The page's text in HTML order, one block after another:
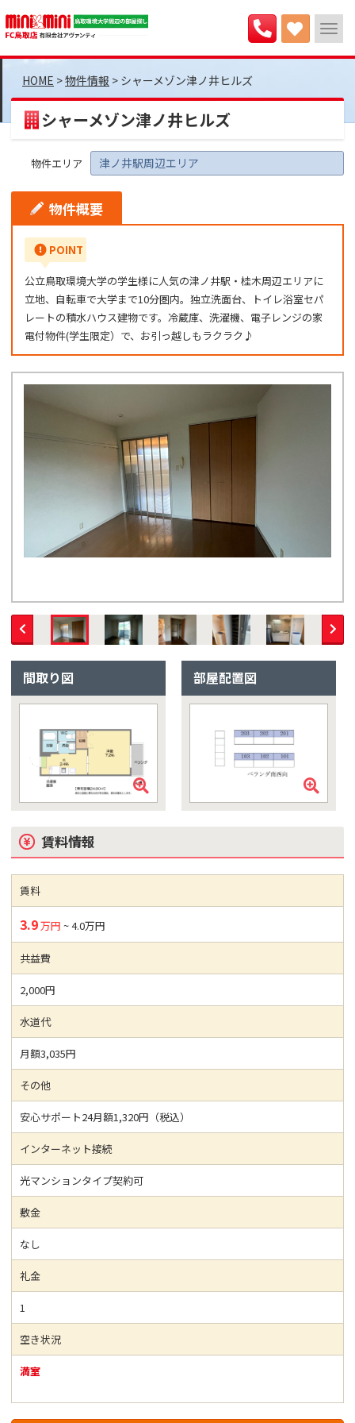
>物件情報 > シャーメゾン津ノ井ヒルズ
シャーメゾン津ノ井ヒルズ
物件エリア 津ノ井駅周辺エリア
物件概要
POINT
公立鳥取環境大学の学生様に人気の津ノ井駅・桂木周辺エリアに
立地、自転車で大学まで10分圏内。独立洗面台、トイレ浴室セパ
レートの積水ハウス建物です。冷蔵庫、洗濯機、電子レンジの家
電付物件(学生限定）で、お引っ越しもラクラク♪
間取り図 部屋配置図
賃料情報
賃料
3.9万円 ~ 4.0万円
共益費
2,000円
水道代
月額3,035円
その他
安心サポート24月額1,320円（税込）
インターネット接続
光マンションタイプ契約可
敷金
なし
礼金
1
空き状況
満室